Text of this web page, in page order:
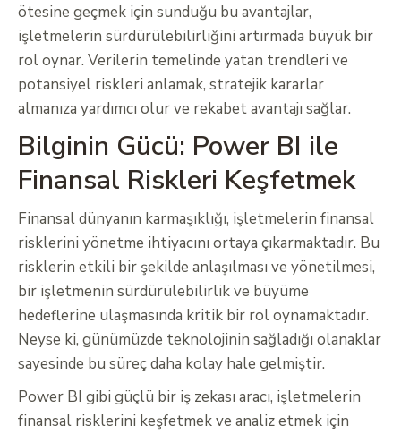
ötesine geçmek için sunduğu bu avantajlar,
işletmelerin sürdürülebilirliğini artırmada büyük bir
rol oynar. Verilerin temelinde yatan trendleri ve
potansiyel riskleri anlamak, stratejik kararlar
almanıza yardımcı olur ve rekabet avantajı sağlar.
Bilginin Gücü: Power BI ile
Finansal Riskleri Keşfetmek
Finansal dünyanın karmaşıklığı, işletmelerin finansal
risklerini yönetme ihtiyacını ortaya çıkarmaktadır. Bu
risklerin etkili bir şekilde anlaşılması ve yönetilmesi,
bir işletmenin sürdürülebilirlik ve büyüme
hedeflerine ulaşmasında kritik bir rol oynamaktadır.
Neyse ki, günümüzde teknolojinin sağladığı olanaklar
sayesinde bu süreç daha kolay hale gelmiştir.
Power BI gibi güçlü bir iş zekası aracı, işletmelerin
finansal risklerini keşfetmek ve analiz etmek için